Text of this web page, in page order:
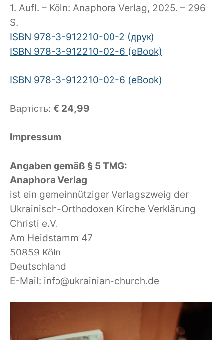
1. Aufl. – Köln: Anaphora Verlag, 2025. – 296
S.
ISBN 978-3-912210-00-2 (друк)
ISBN 978-3-912210-02-6 (eBook)
ISBN 978-3-912210-02-6 (eBook)
Вартість: € 24,99
Impressum
Angaben gemäß § 5 TMG:
Anaphora Verlag
ist ein gemeinnütziger Verlagszweig der
Ukrainisch-Orthodoxen Kirche Verklärung
Christi e.V.
Am Heidstamm 47
50859 Köln
Deutschland
E-Mail: info@ukrainian-church.de